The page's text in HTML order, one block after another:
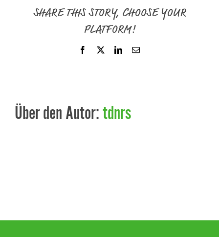
SHARE THIS STORY, CHOOSE YOUR
PLATFORM!
Facebook LinkedIn
E-
Über den Autor: tdnrs